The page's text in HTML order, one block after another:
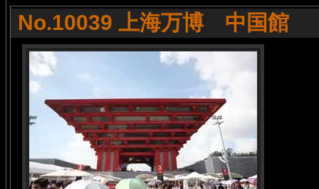
No.10039 上海万博 中国館